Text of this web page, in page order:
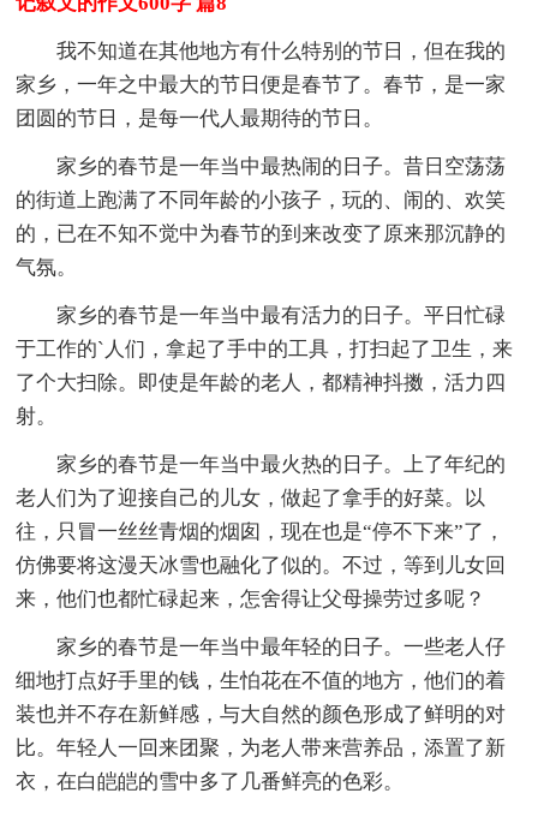
我不知道在其他地方有什么特别的节日，但在我的
家乡，一年之中最大的节日便是春节了。春节，是一家
团圆的节日，是每一代人最期待的节日。
家乡的春节是一年当中最热闹的日子。昔日空荡荡
的街道上跑满了不同年龄的小孩子，玩的、闹的、欢笑
的，已在不知不觉中为春节的到来改变了原来那沉静的
气氛。
家乡的春节是一年当中最有活力的日子。平日忙碌
于工作的`人们，拿起了手中的工具，打扫起了卫生，来
了个大扫除。即使是年龄的老人，都精神抖擞，活力四
射。
家乡的春节是一年当中最火热的日子。上了年纪的
老人们为了迎接自己的儿女，做起了拿手的好菜。以
往，只冒一丝丝青烟的烟囱，现在也是“停不下来”了，
仿佛要将这漫天冰雪也融化了似的。不过，等到儿女回
来，他们也都忙碌起来，怎舍得让父母操劳过多呢？
家乡的春节是一年当中最年轻的日子。一些老人仔
细地打点好手里的钱，生怕花在不值的地方，他们的着
装也并不存在新鲜感，与大自然的颜色形成了鲜明的对
比。年轻人一回来团聚，为老人带来营养品，添置了新
衣，在白皑皑的雪中多了几番鲜亮的色彩。